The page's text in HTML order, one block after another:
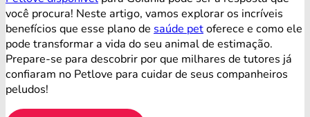
você procura! Neste artigo, vamos explorar os incríveis
benefícios que esse plano de saúde petoferece e como ele
pode transformar a vida do seu animal de estimação.
Prepare-se para descobrir por que milhares de tutores já
confiaram no Petlove para cuidar de seus companheiros
peludos!